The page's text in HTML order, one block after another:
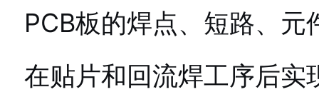
PCB板的焊点、短路、元
在贴片和回流焊工序后实